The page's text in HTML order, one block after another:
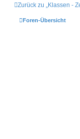
Zurück zu „Klassen -
Foren-Übersicht